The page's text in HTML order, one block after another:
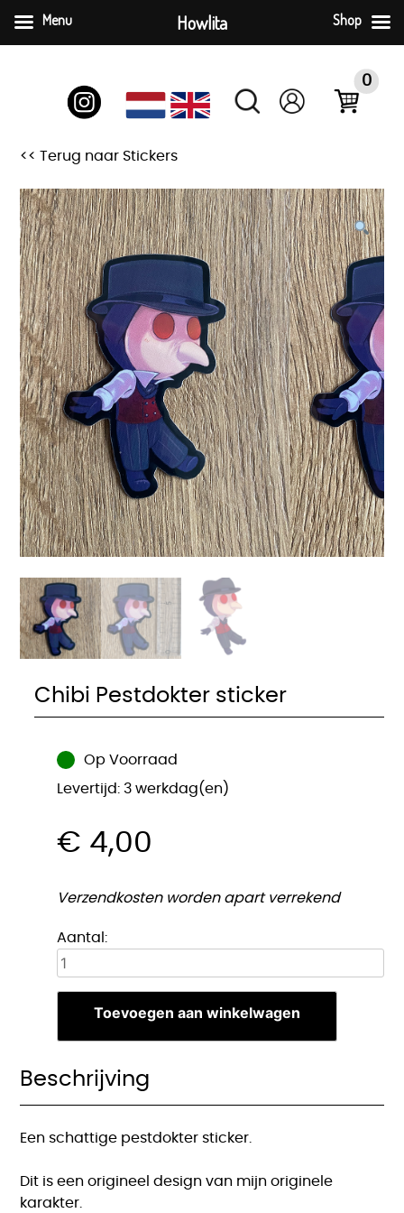
0
<< Terug naar Stickers
Chibi Pestdokter sticker
Op Voorraad
Levertijd: 3 werkdag(en)
€ 4,00
Verzendkosten worden apart verrekend
Aantal:Chibi
sticker
Toevoegen aan winkelwagen
Beschrijving
Een schattige pestdokter sticker.
Dit is een origineel design van mijn originele
karakter.
Menu Howlita Shop